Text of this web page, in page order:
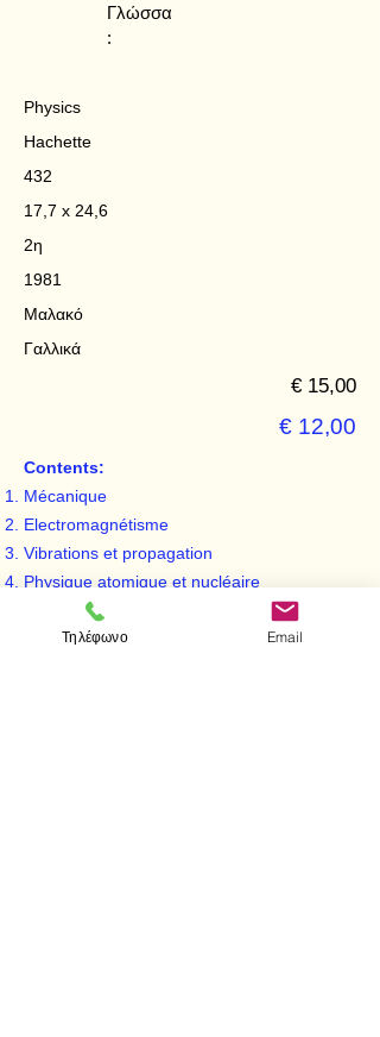
Γλώσσα
:
Physics
Hachette
432
17,7 x 24,6
2η
1981
Μαλακό
Γαλλικά
€ 15,00
€ 12,00
Contents:
Mécanique
Electromagnétisme
Vibrations et propagation
Physique atomique et nucléaire
Τηλέφωνο Email